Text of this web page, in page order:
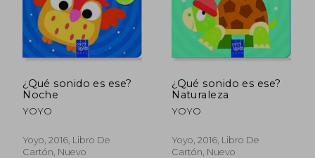
45%
dcto.
45%
¿Qué sonido es ese?
Noche
YOYO
Yoyo, 2016, Libro De
Cartón, Nuevo
¿Qué sonido es ese?
Naturaleza
YOYO
Yoyo, 2016, Libro De
Cartón, Nuevo